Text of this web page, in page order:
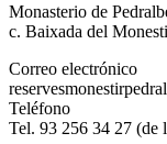
Monasterio de
c. Baixada del
Correo electrónico
Teléfono
Tel. 93 256 34 27 (de